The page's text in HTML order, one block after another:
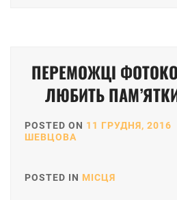
ПЕРЕМОЖЦІ
ЛЮБИТЬ
POSTED ON 11 ГРУДНЯ, 2016
ШЕВЦОВА
POSTED IN МІСЦЯ